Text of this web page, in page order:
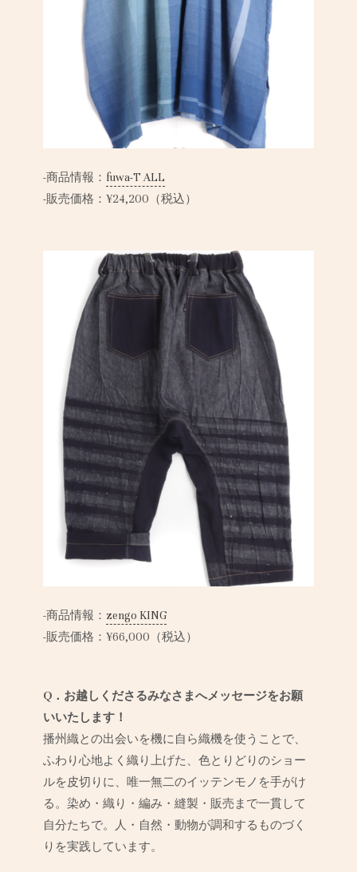
-商品情報： fuwa-T ALL
-販売価格：¥24,200（税込）
-商品情報： zengo KING
-販売価格：¥66,000（税込）
Q．お越しくださるみなさまへメッセージをお願
いいたします！
播州織との出会いを機に自ら織機を使うことで、
ふわり心地よく織り上げた、色とりどりのショー
ルを皮切りに、唯一無二のイッテンモノを手がけ
る。染め・織り・編み・縫製・販売まで一貫して
自分たちで。人・自然・動物が調和するものづく
りを実践しています。